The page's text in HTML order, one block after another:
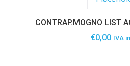
CONTRAP.MOGNO LIST
€0,00 IVA